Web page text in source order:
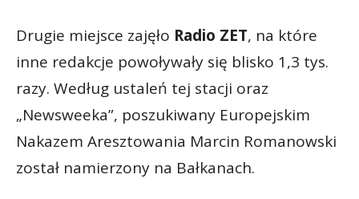
Drugie miejsce zajęło Radio ZET, na które
inne redakcje powoływały się blisko 1,3 tys.
razy. Według ustaleń tej stacji oraz
„Newsweeka”, poszukiwany Europejskim
Nakazem Aresztowania Marcin Romanowski
został namierzony na Bałkanach.